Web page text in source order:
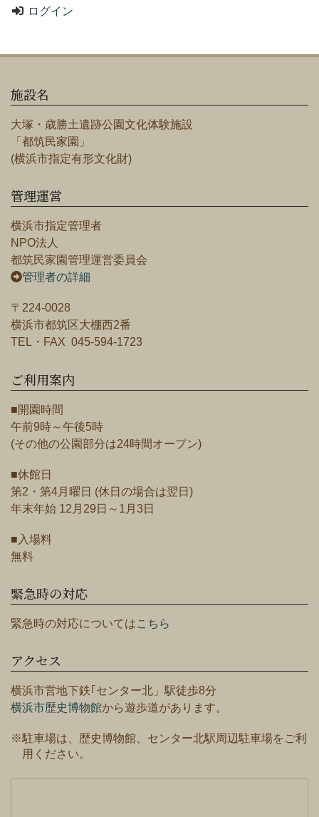
ログイン
施設名
大塚・歳勝土遺跡公園文化体験施設
「都筑民家園」
(横浜市指定有形文化財)
管理運営
横浜市指定管理者
NPO法人
都筑民家園管理運営委員会
管理者の詳細
〒224-0028
横浜市都筑区大棚西2番
TEL・FAX 045-594-1723
ご利用案内
■開園時間
午前9時～午後5時
(その他の公園部分は24時間オープン)
■休館日
第2・第4月曜日 (休日の場合は翌日)
年末年始 12月29日～1月3日
■入場料
無料
緊急時の対応
緊急時の対応についてはこちら
アクセス
横浜市営地下鉄｢センター北」駅徒歩8分
横浜市歴史博物館から遊歩道があります。
※駐車場は、歴史博物館、センター北駅周辺駐車場をご利
用ください。